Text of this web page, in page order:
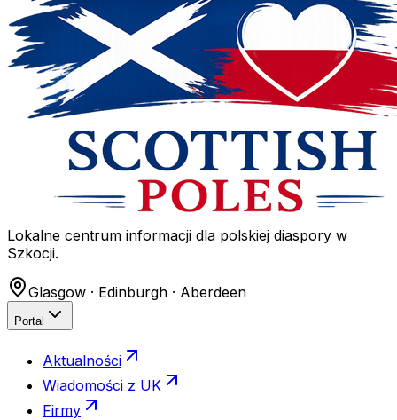
Lokalne centrum informacji dla polskiej diaspory w
Szkocji.
Glasgow · Edinburgh · Aberdeen
Portal
Aktualności
Wiadomości z UK
Firmy